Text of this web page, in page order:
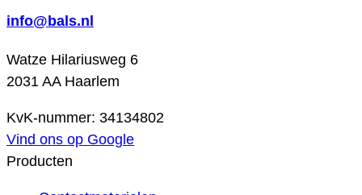
info@bals.nl
Watze Hilariusweg 6
2031 AA Haarlem
KvK-nummer: 34134802
Vind ons op Google
Producten